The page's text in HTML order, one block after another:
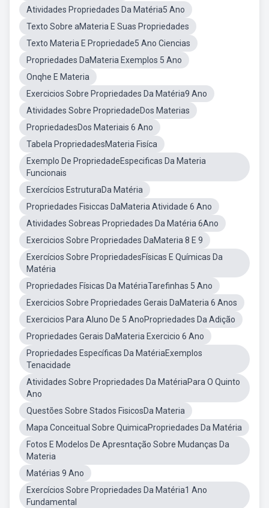
Atividades Propriedades Da Matéria5 Ano
Texto Sobre aMateria E Suas Propriedades
Texto Materia E Propriedade5 Ano Ciencias
Propriedades DaMateria Exemplos 5 Ano
Onqhe E Materia
Exercicios Sobre Propriedades Da Matéria9 Ano
Atividades Sobre PropriedadeDos Materias
PropriedadesDos Materiais 6 Ano
Tabela PropriedadesMateria Fisíca
Exemplo De PropriedadeEspecificas Da Materia
Funcionais
Exercícios EstruturaDa Matéria
Propriedades Fisiccas DaMateria Atividade 6 Ano
Atividades Sobreas Propriedades Da Matéria 6Ano
Exercicios Sobre Propriedades DaMateria 8 E 9
Exercícios Sobre PropriedadesFísicas E Químicas Da
Matéria
Propriedades Físicas Da MatériaTarefinhas 5 Ano
Exercicios Sobre Propriedades Gerais DaMateria 6 Anos
Exercicios Para Aluno De 5 AnoPropriedades Da Adição
Propriedades Gerais DaMateria Exercicio 6 Ano
Propriedades Específicas Da MatériaExemplos
Tenacidade
Atividades Sobre Propriedades Da MatériaPara O Quinto
Ano
Questões Sobre Stados FisicosDa Materia
Mapa Conceitual Sobre QuimicaPropriedades Da Matéria
Fotos E Modelos De Apresntação Sobre Mudanças Da
Materia
Matérias 9 Ano
Exercícios Sobre Propriedades Da Matéria1 Ano
Fundamental